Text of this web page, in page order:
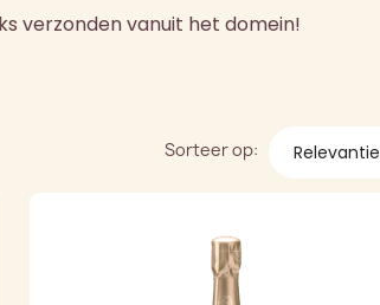
verzonden vanuit het domein!
Sorteer op: Relevantie